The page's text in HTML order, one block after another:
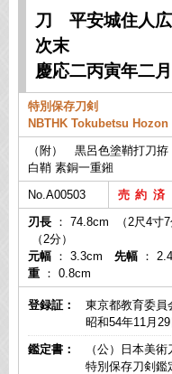
刀 平安城住人
次末
慶応二丙寅年二
特別保存刀剣
NBTHK Tokubetsu Hozon
（附） 黒呂色塗鞘打刀拵
白鞘 素銅一重鎺
No.A00503
刃長 ： 74.8cm （2尺4寸
（2分）
元幅 ： 3.3cm 先幅 ：
重 ： 0.8cm
登録証：
東京都教育委員
昭和54年11月29
鑑定書：
（公）日本美
特別保存刀剣鑑